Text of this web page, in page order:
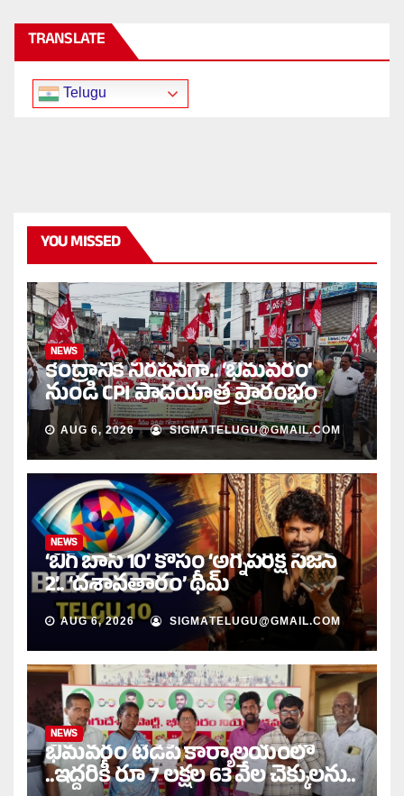
TRANSLATE
Telugu
YOU MISSED
NEWS
కేంద్రానికి నిరసనగా.. ‘భీమవరం’
నుండి CPI పాదయాత్ర ప్రారంభం
AUG 6, 2026 SIGMATELUGU@GMAIL.COM
NEWS
‘బిగ్ బాస్ 10’ కోసం ‘అగ్నిపరీక్ష సీజన్
2’.. ‘దశావతారం’ థీమ్
AUG 6, 2026 SIGMATELUGU@GMAIL.COM
NEWS
భీమవరం టీడీపీ కార్యాలయంలో
..ఇద్దరికీ రూ 7 లక్షల 63 వేల చెక్కులను..